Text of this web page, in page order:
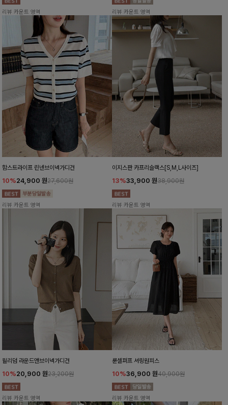
리뷰 카운트 영역 리뷰 카운트 영역
함스트라이프 린넨브이넥가디건
10%24,900 원27,600원
리뷰 카운트 영역
이지스판 카프리슬랙스[S,M,L사이즈]
13%33,900 원38,900원
리뷰 카운트 영역
윌리덤 라운드앤브이넥가디건
10%20,900 원23,200원
리뷰 카운트 영역
룬셀퍼프 셔링원피스
10%36,900 원40,900원
리뷰 카운트 영역